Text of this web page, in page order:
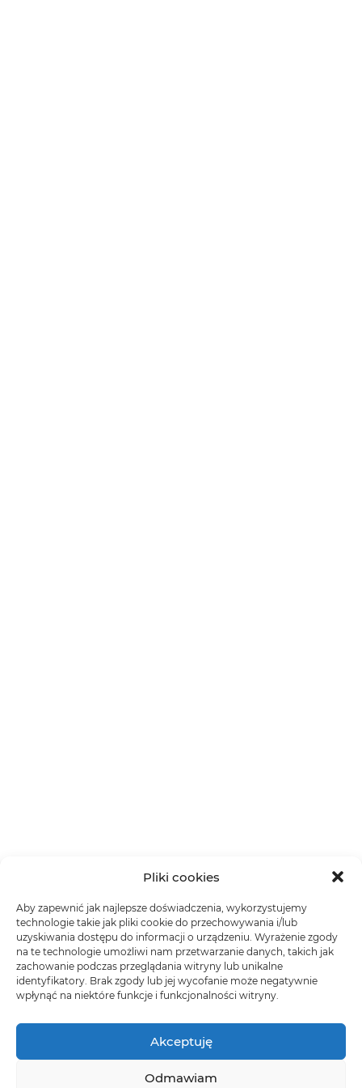
Pliki cookies
Aby zapewnić jak najlepsze doświadczenia, wykorzystujemy
technologie takie jak pliki cookie do przechowywania i/lub
uzyskiwania dostępu do informacji o urządzeniu. Wyrażenie zgody
na te technologie umożliwi nam przetwarzanie danych, takich jak
zachowanie podczas przeglądania witryny lub unikalne
identyfikatory. Brak zgody lub jej wycofanie może negatywnie
wpłynąć na niektóre funkcje i funkcjonalności witryny.
Akceptuję
Odmawiam